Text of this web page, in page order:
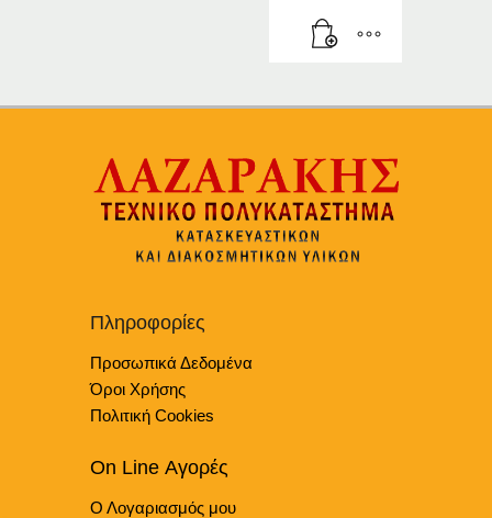
Πληροφορίες
Προσωπικά Δεδομένα
Όροι Χρήσης
Πολιτική Cookies
On Line Αγορές
Ο Λογαριασμός μου